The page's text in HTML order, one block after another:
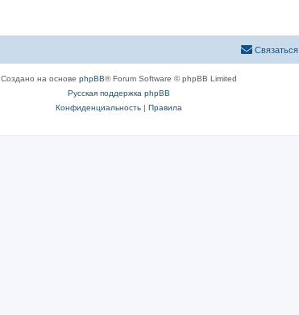
Создано на основе phpBB® Forum Software © phpBB Limited
Русская поддержка phpBB
Конфиденциальность| Правила